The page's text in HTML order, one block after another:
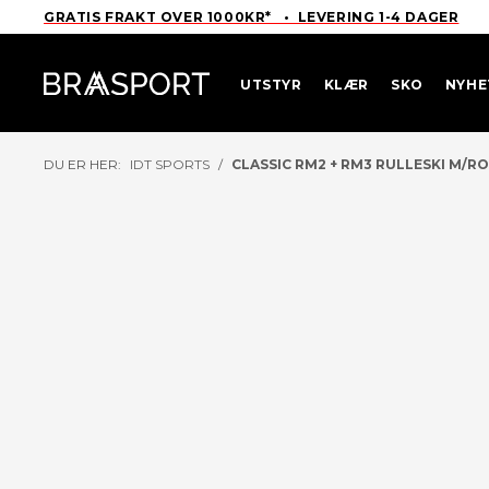
GRATIS FRAKT OVER 1000KR* • LEVERING 1-4 DAGER
UTSTYR KLÆR SKO
DU ER HER: IDT SPORTS / CLASSIC RM2 + RM3 RULLESKI M/